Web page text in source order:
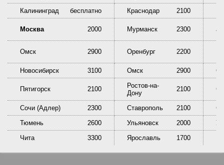
Калининград
бесплатно Краснодар 2100
Москва 2000 Мурманск 2300
Омск 2900 Оренбург 2200
Новосибирск 3100 Омск 2900
Пятигорск 2100
Ростов-на-
Дону
2100
Сочи (Адлер) 2300 Ставрополь 2100
Тюмень
2600 Ульяновск 2000
Чита
3300 Ярославль 1700